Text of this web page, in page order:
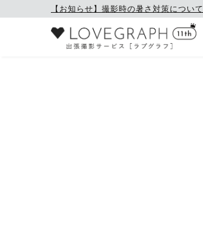
【お知らせ】撮影時の暑さ対策について